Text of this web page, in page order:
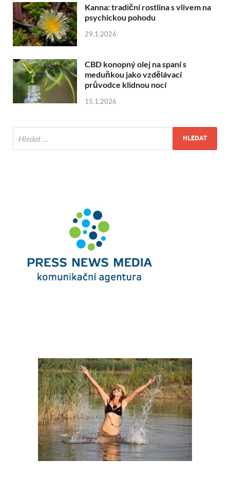
Kanna: tradiční rostlina s vlivem na
psychickou pohodu
29.1.2026
CBD konopný olej na spaní s
meduňkou jako vzdělávací
průvodce klidnou nocí
15.1.2026